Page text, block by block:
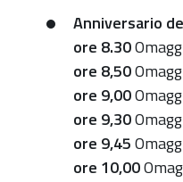
2024-
20T23:59:59+02:00
aprile:
Zola
Anniversario
ore 8.30
ore 8,50
ore 9,00
ore 9,30
ore 9,45
ore 10,00